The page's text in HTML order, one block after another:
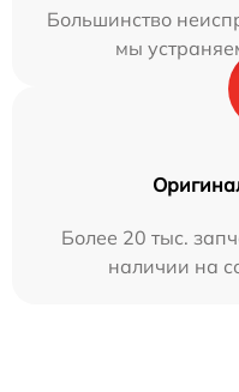
Большинство
мы
Более 20 тыс.
наличии на